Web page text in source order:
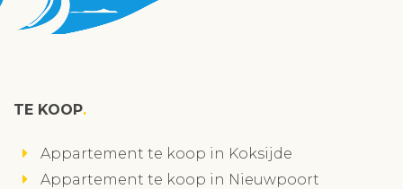
TE KOOP
Appartement te koop in Koksijde
Appartement te koop in Nieuwpoort